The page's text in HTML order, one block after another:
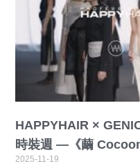
HAPPYHAIR ×
時裝週 —《繭 Cocoon
2025-11-19